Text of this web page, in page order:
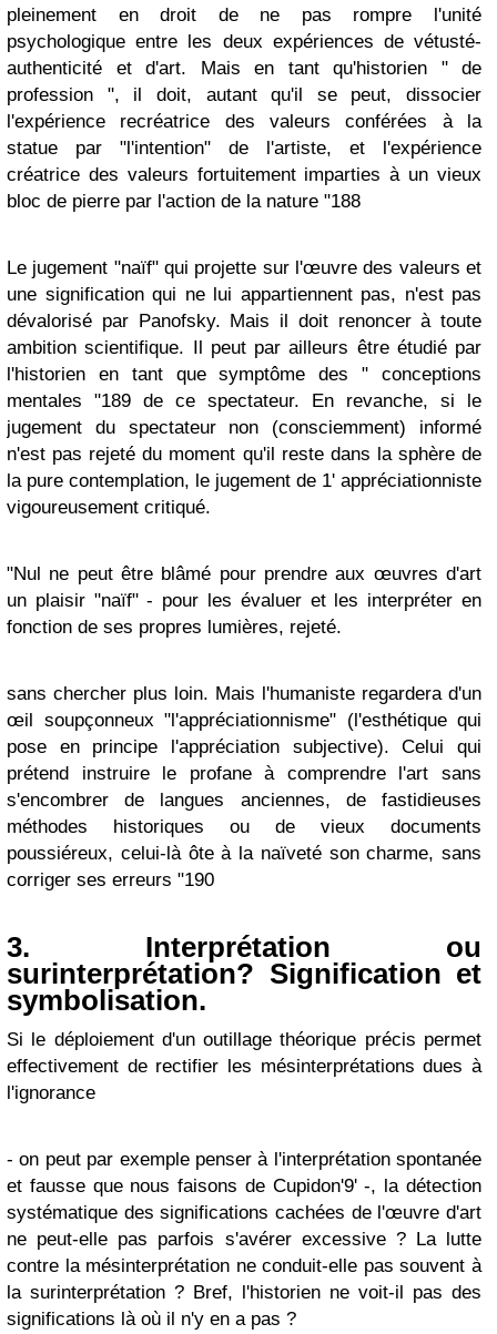
pleinement en droit de ne pas rompre l'unité
psychologique entre les deux expériences de vétusté-
authenticité et d'art. Mais en tant qu'historien " de
profession ", il doit, autant qu'il se peut, dissocier
l'expérience recréatrice des valeurs conférées à la
statue par "l'intention" de l'artiste, et l'expérience
créatrice des valeurs fortuitement imparties à un vieux
bloc de pierre par l'action de la nature "188
Le jugement "naïf" qui projette sur l'œuvre des valeurs et
une signification qui ne lui appartiennent pas, n'est pas
dévalorisé par Panofsky. Mais il doit renoncer à toute
ambition scientifique. Il peut par ailleurs être étudié par
l'historien en tant que symptôme des " conceptions
mentales "189 de ce spectateur. En revanche, si le
jugement du spectateur non (consciemment) informé
n'est pas rejeté du moment qu'il reste dans la sphère de
la pure contemplation, le jugement de 1' appréciationniste
vigoureusement critiqué.
"Nul ne peut être blâmé pour prendre aux œuvres d'art
un plaisir "naïf" - pour les évaluer et les interpréter en
fonction de ses propres lumières, rejeté.
sans chercher plus loin. Mais l'humaniste regardera d'un
œil soupçonneux "l'appréciationnisme" (l'esthétique qui
pose en principe l'appréciation subjective). Celui qui
prétend instruire le profane à comprendre l'art sans
s'encombrer de langues anciennes, de fastidieuses
méthodes historiques ou de vieux documents
poussiéreux, celui-là ôte à la naïveté son charme, sans
corriger ses erreurs "190
3. Interprétation ou
surinterprétation? Signification et
symbolisation.
Si le déploiement d'un outillage théorique précis permet
effectivement de rectifier les mésinterprétations dues à
l'ignorance
- on peut par exemple penser à l'interprétation spontanée
et fausse que nous faisons de Cupidon'9' -, la détection
systématique des significations cachées de l'œuvre d'art
ne peut-elle pas parfois s'avérer excessive ? La lutte
contre la mésinterprétation ne conduit-elle pas souvent à
la surinterprétation ? Bref, l'historien ne voit-il pas des
significations là où il n'y en a pas ?